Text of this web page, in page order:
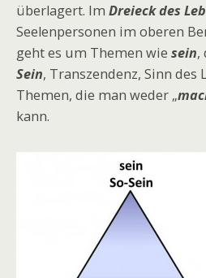
überlagert. Im Dreieck des
Seelenpersonen im oberen
geht es um Themen wie sein,
Sein, Transzendenz, Sinn des
Themen, die man weder „
kann.